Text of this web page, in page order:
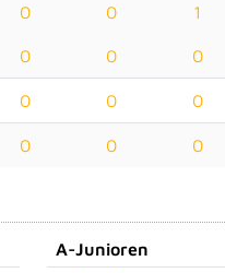
0 0 1
0 0 0
0 0 0
0 0 0
A-Junioren